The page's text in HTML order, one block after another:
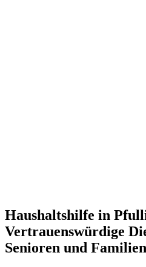
Haushaltshilfe in
Vertrauenswürdige
Senioren und